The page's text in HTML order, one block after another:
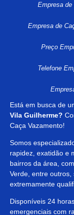
Empresa de
Empresa de
Preço
Telefone
Está em busca de
Vila Guilherme?
Caça Vazamento!
Somos
rapidez, exatidão e
bairros da área,
Verde, entre
extremamente
Disponíveis 24
emergenciais com